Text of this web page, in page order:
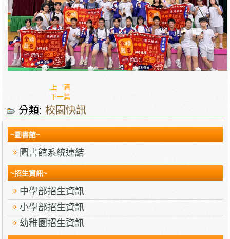
上一篇
下一篇
分類:校園快訊
~圖書館~
圖書館系統連結
~招生資訊~
中學部招生資訊
小學部招生資訊
幼稚園招生資訊